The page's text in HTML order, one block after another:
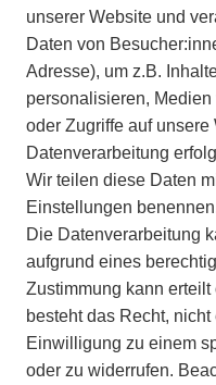
IMPRESSUM
INFORMATIONEN
ZAHLUNGSARTEN
VERSAND
VERANSTALTUNGEN
unserer Website und
Daten von
Adresse), um z.B.
personalisieren,
oder Zugriffe auf
Datenverarbeitung
Wir teilen diese Daten
Einstellungen
Die Datenverarbeitung
aufgrund eines
Zustimmung kann
besteht das Recht,
Einwilligung zu einem
oder zu widerrufen.